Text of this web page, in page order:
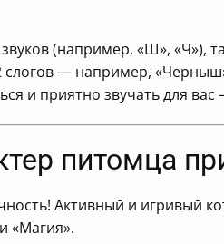
(например, «Ш», «Ч»),
— например,
и приятно звучать для
питомца
Активный и игривый
«Магия».